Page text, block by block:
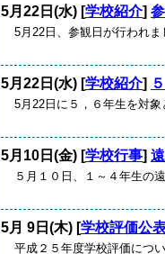
5月22日(水) [学校紹介]
5月22日、参観日が行われ
5月22日(水) [学校紹介]
5月22日に５，６年生を対
5月10日(金) [学校行事]
５月１０日、１～４年生の
5月 9日(木) [学校評価公
平成２５年度学校評価につ